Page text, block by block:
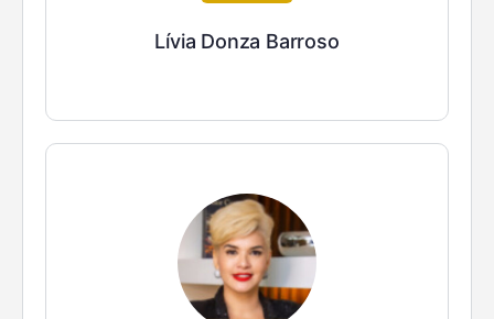
Lívia Donza Barroso